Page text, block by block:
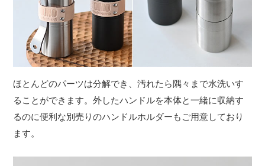
ほとんどのパーツは分解でき、汚れたら隅々まで水洗いす
ることができます。外したハンドルを本体と一緒に収納す
るのに便利な別売りのハンドルホルダーもご用意しており
ます。